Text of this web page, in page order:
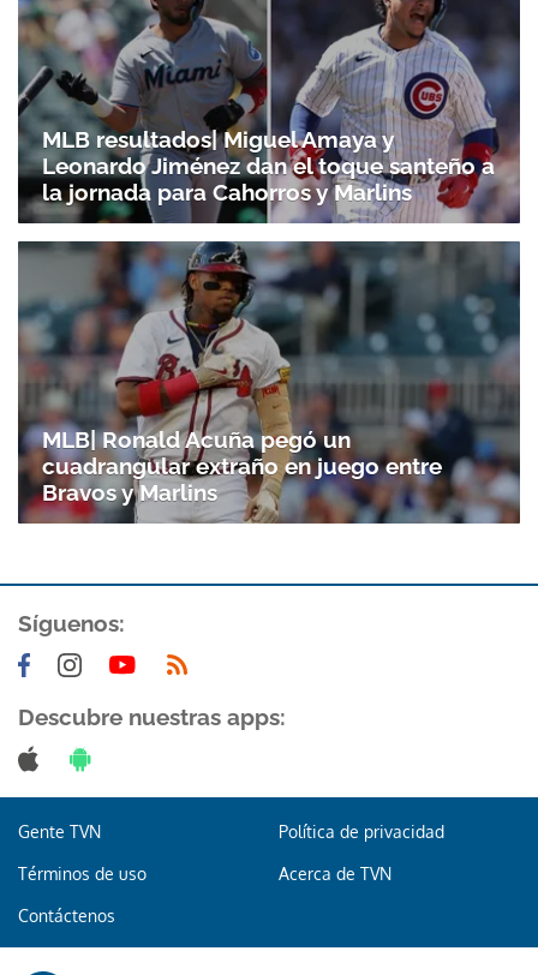
Gracias por suscribirte a nuestro boletín.
MLB resultados| Miguel Amaya y
Leonardo Jiménez dan el toque santeño a
la jornada para Cahorros y Marlins
MLB| Ronald Acuña pegó un
cuadrangular extraño en juego entre
Bravos y Marlins
Síguenos:
Descubre nuestras apps:
Gente TVN Política de privacidad
Términos de uso Acerca de TVN
Contáctenos